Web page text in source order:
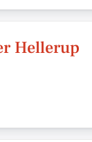
Hellerup